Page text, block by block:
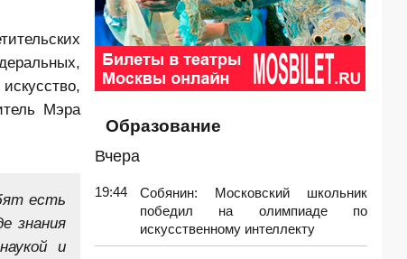
Мэра
есть
знания
и
Образование
Вчера
19:44
Собянин: Московский школьник
победил на олимпиаде по
искусственному интеллекту